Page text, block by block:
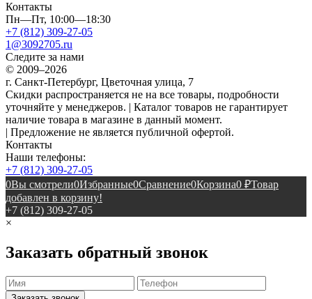
Контакты
Пн—Пт, 10:00—18:30
+7 (812) 309-27-05
1@3092705.ru
Следите за нами
© 2009–2026
г. Санкт-Петербург, Цветочная улица, 7
Скидки распространяется не на все товары, подробности
уточняйте у менеджеров. | Каталог товаров не гарантирует
наличие товара в магазине в данный момент.
| Предложение не является публичной офертой.
Контакты
Наши телефоны:
+7 (812) 309-27-05
0Вы смотрели0Избранные0Сравнение0Корзина0 ₽Товар
добавлен в корзину!
+7 (812) 309-27-05
×
Заказать обратный звонок